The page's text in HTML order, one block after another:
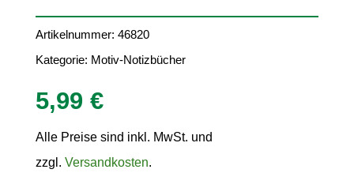
Artikelnummer: 46820
Kategorie: Motiv-Notizbücher
5,99 €
Alle Preise sind inkl. MwSt. und
zzgl. Versandkosten.